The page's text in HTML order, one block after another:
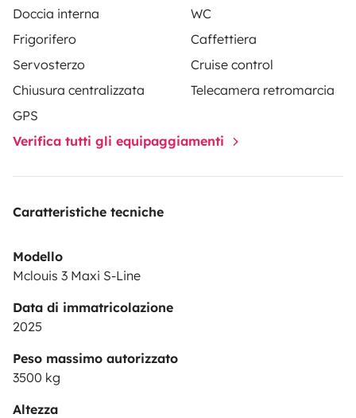
Doccia interna
WC
Frigorifero
Caffettiera
Servosterzo
Cruise control
Chiusura centralizzata
Telecamera retromarcia
GPS
Verifica tutti gli equipaggiamenti
Caratteristiche tecniche
Modello
Mclouis 3 Maxi S-Line
Data di immatricolazione
2025
Peso massimo autorizzato
3500 kg
Altezza